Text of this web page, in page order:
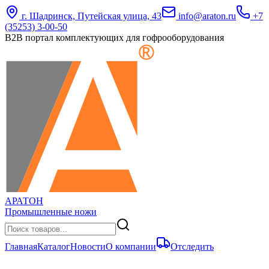
г. Шадринск, Путейская улица, 43 info@araton.ru
+7
(35253) 3-00-50
B2B портал комплектующих для гофрооборудования
АРАТОН
Промышленные ножи
ГлавнаяКаталогНовостиО компании Отследить